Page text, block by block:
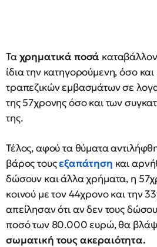
Ταχρηματικά ποσά
ίδια την κατηγορούμενη, όσο
τραπεζικών εμβασμάτων σε
της 57χρονης όσο και των
της.
Τέλος, αφού τα θύματα
βάρος τουςεξαπάτηση και
δώσουν και άλλα χρήματα, η
κοινού με τον 44χρονο και την
απείλησαν ότι αν δεν τους
ποσό των 80.000 ευρώ, θα
σωματική τους ακεραιότητα.